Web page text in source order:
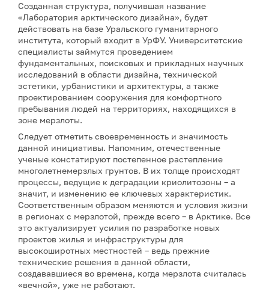
Созданная структура, получившая название
«Лаборатория арктического дизайна», будет
действовать на базе Уральского гуманитарного
института, который входит в УрФУ. Университетские
специалисты займутся проведением
фундаментальных, поисковых и прикладных научных
исследований в области дизайна, технической
эстетики, урбанистики и архитектуры, а также
проектированием сооружения для комфортного
пребывания людей на территориях, находящихся в
зоне мерзлоты.
Следует отметить своевременность и значимость
данной инициативы. Напомним, отечественные
ученые констатируют постепенное растепление
многолетнемерзлых грунтов. В их толще происходят
процессы, ведущие к деградации криолитозоны – а
значит, и изменению ее ключевых характеристик.
Соответственным образом меняются и условия жизни
в регионах с мерзлотой, прежде всего – в Арктике. Все
это актуализирует усилия по разработке новых
проектов жилья и инфраструктуры для
высокоширотных местностей – ведь прежние
технические решения в данной области,
создававшиеся во времена, когда мерзлота считалась
«вечной», уже не работают.